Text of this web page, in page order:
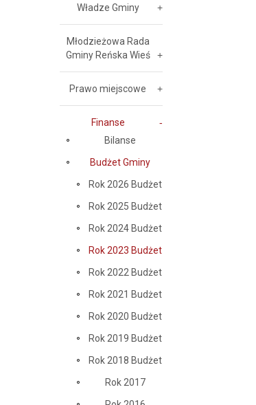
Władze Gminy
Młodzieżowa Rada
Gminy Reńska Wieś
Prawo miejscowe
Finanse
Bilanse
Budżet Gminy
Rok 2026 Budżet
Rok 2025 Budżet
Rok 2024 Budżet
Rok 2023 Budżet
Rok 2022 Budżet
Rok 2021 Budżet
Rok 2020 Budżet
Rok 2019 Budżet
Rok 2018 Budżet
Rok 2017